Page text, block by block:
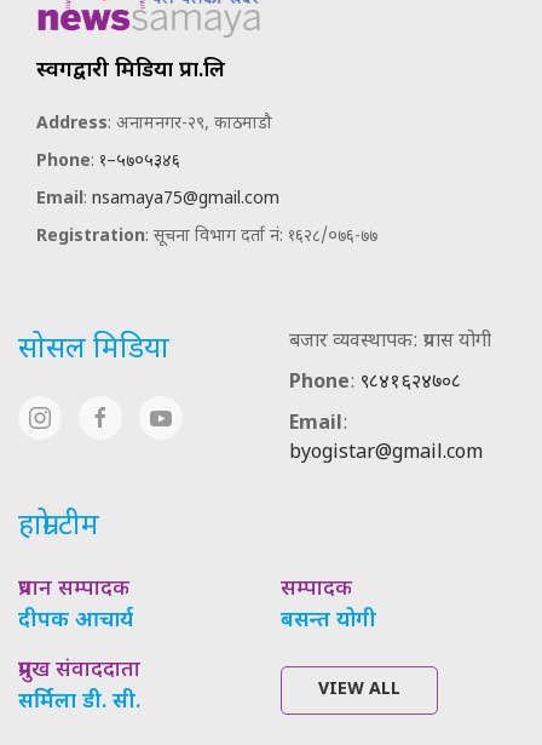
स्वर्गद्वारी मिडिया प्रा.लि
Address: अनामनगर-२९, काठमाडौ
Phone: १–५७०५३४६
Email: nsamaya75@gmail.com
Registration: सूचना विभाग दर्ता नं: १६२८/०७६-७७
सोसल मिडिया
बजार व्यवस्थापक: प्रयास योगी
Phone: ९८४१६२४७०८
Email:
byogistar@gmail.com
हाम्रो टीम
प्रधान सम्पादक
दीपक आचार्य
सम्पादक
बसन्त योगी
प्रमुख संवाददाता
सर्मिला डी. सी.
VIEW ALL